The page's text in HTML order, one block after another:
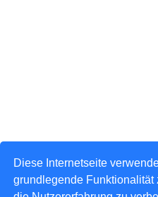
Diese Internetseite
grundlegende Funktionalität